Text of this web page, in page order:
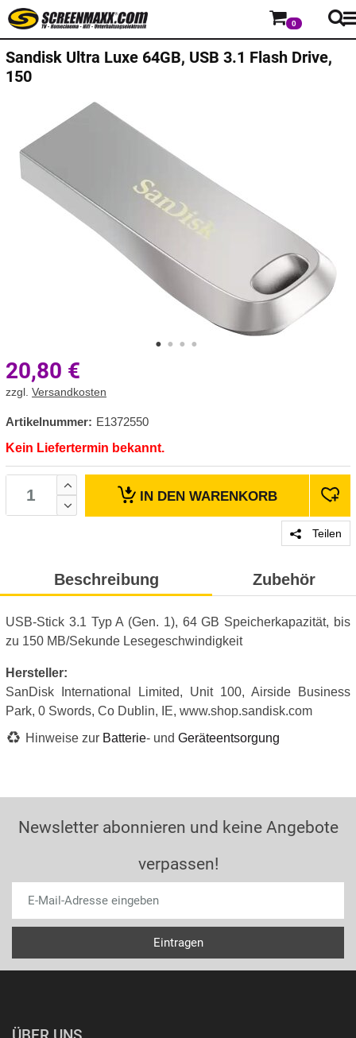
0
Sandisk Ultra Luxe 64GB, USB 3.1 Flash Drive,
150
20,80 €
zzgl. Versandkosten
Artikelnummer: E1372550
Kein Liefertermin bekannt.
IN DEN WARENKORB
Teilen
Beschreibung Zubehör
USB-Stick 3.1 Typ A (Gen. 1), 64 GB Speicherkapazität, bis
zu 150 MB/Sekunde Lesegeschwindigkeit
Hersteller:
SanDisk International Limited, Unit 100, Airside Business
Park, 0 Swords, Co Dublin, IE, www.shop.sandisk.com
Hinweise zur Batterie- und Geräteentsorgung
Newsletter abonnieren und keine Angebote
verpassen!